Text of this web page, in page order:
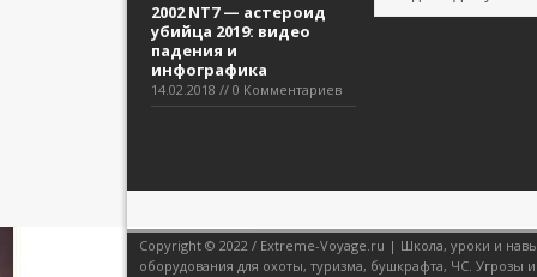
2002 NT7 — астероид
убийца 2019: видео
падения и
инфографика
14.02.2018 // 0 Комментариев
Copyright © 2022 / Extreme-Voyage.ru | Школа, уроки и
оборудования для охоты, туризма, бушкрафта, ЧС. Угрозы